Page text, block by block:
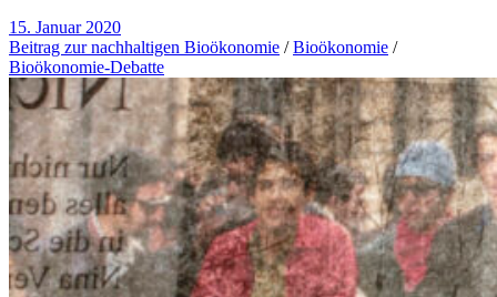
15. Januar 2020
Beitrag zur nachhaltigen Bioökonomie /Bioökonomie /
Bioökonomie-Debatte